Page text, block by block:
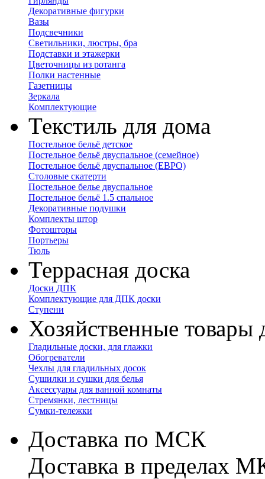
Декоративные фигурки
Вазы
Подсвечники
Светильники, люстры, бра
Подставки и этажерки
Цветочницы из ротанга
Полки настенные
Газетницы
Зеркала
Комплектующие
Текстиль для дома
Постельное бельё детское
Постельное бельё двуспальное (семейное)
Постельное бельё двуспальное (ЕВРО)
Столовые скатерти
Постельное белье двуспальное
Постельное бельё 1.5 спальное
Декоративные подушки
Комплекты штор
Фотошторы
Портьеры
Тюль
Террасная доска
Доски ДПК
Комплектующие для ДПК доски
Ступени
Хозяйственные товары
Гладильные доски, для глажки
Обогреватели
Чехлы для гладильных досок
Сушилки и сушки для белья
Аксессуары для ванной комнаты
Стремянки, лестницы
Сумки-тележки
Доставка по МСК
Доставка в пределах